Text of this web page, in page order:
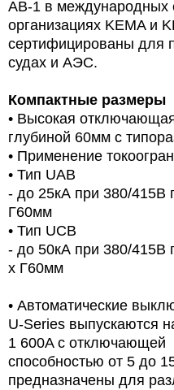
AB-1 в
организациях KEMA и
сертифицированы для
судах и АЭС.
Компактные размеры
• Высокая
глубиной 60мм с
• Применение
• Тип UAB
- до 25кА при 380/415В
Г60мм
• Тип UCB
- до 50кА при 380/415В
х Г60мм
• Автоматические
U-Series выпускаются
1 600A с отключающей
способностью от 5 до
предназначены для